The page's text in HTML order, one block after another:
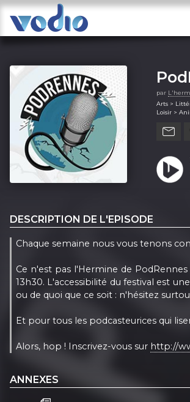
par
Arts >
Loisir >
Loisir >
Société et
DESCRIPTION DE L'EPISODE
Chaque semaine nous vous tenons
Ce n'est pas l'Hermine de
13h30. L'accessibilité du festival est
ou de quoi que ce soit : n'hésitez
Et pour tous les podcasteurices qui
Alors, hop ! Inscrivez-vous sur http://
ANNEXES